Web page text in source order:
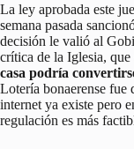
La ley aprobada este
semana pasada
decisión le valió al
crítica de la Iglesia,
casa podría
Lotería bonaerense fue
internet ya existe pero
regulación es más